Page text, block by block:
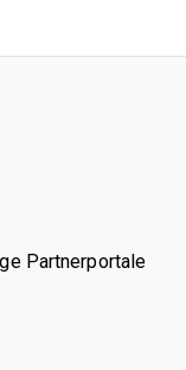
Partnerportale